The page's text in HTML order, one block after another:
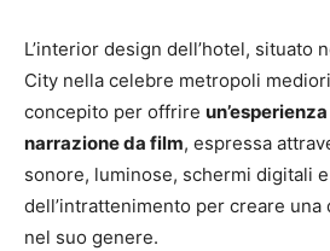
L’interior design dell’hotel, situato
City nella celebre metropoli
concepito per offrire
narrazione da film, espressa
sonore, luminose, schermi digitali
dell’intrattenimento per creare una
nel suo genere.